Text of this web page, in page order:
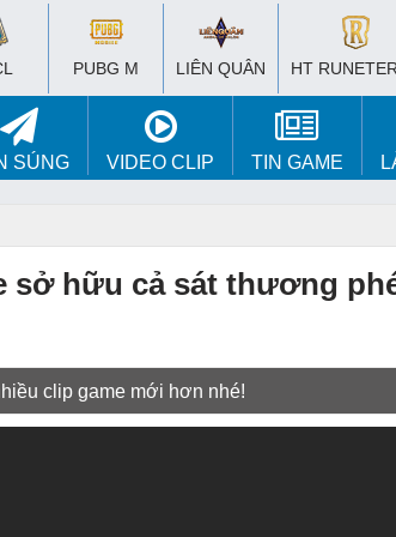
PUBG M LIÊN QUÂN HT
SÚNG VIDEO CLIP TIN GAME
sở hữu cả sát thương
clip game mới hơn nhé!